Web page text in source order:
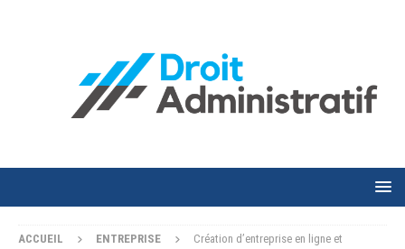
ACCUEIL ENTREPRISE
Création d’entreprise en ligne et